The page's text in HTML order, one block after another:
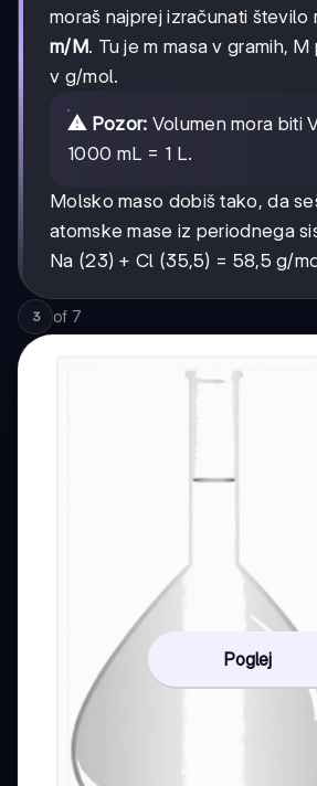
moraš najprej izračunati
m/M. Tu je m masa v gramih, M
v g/mol.
⚠️ Pozor: Volumen mora biti
1000 mL = 1 L.
Molsko maso dobiš tako, da
atomske mase iz periodnega
Na (23) + Cl (35,5) = 58,5 g/
3 of 7
Poglej